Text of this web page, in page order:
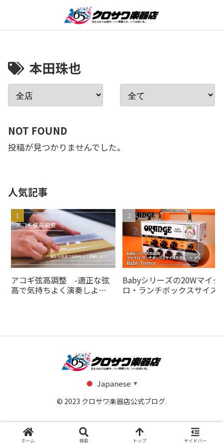
本田珠也
NOT FOUND
投稿が見つかりませんでした。
人気記事
アコギ弦高調整 -適正な弦
高で気持ちよく演奏しよ
Babyシリーズの20Wマイク
ロ・ランチボックスサイズ
Japanese ▼
© 2023 クロサワ楽器店公式ブログ.
ホーム 検索 トップ サイドバー